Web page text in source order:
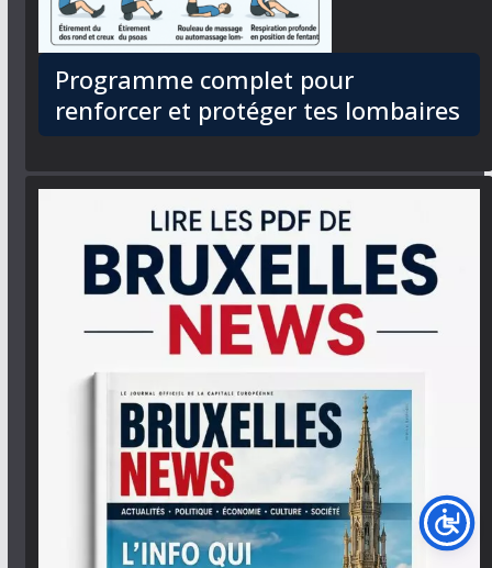
Programme complet pour
renforcer et protéger tes lombaires